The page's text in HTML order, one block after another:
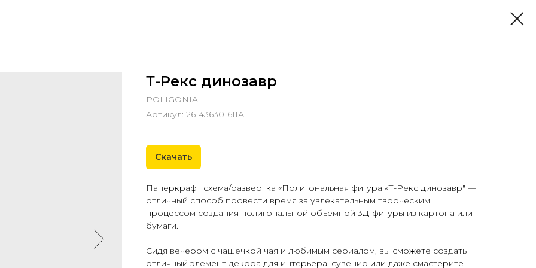
Т-Рекс динозавр
POLIGONIA
Артикул: 261436301611А
Скачать
Паперкрафт схема/развертка «Полигональная фигура «Т-Рекс динозавр" —
отличный способ провести время за увлекательным творческим
процессом создания полигональной объёмной 3Д-фигуры из картона или
бумаги.
Сидя вечером с чашечкой чая и любимым сериалом, вы сможете создать
отличный элемент декора для интерьера, сувенир или даже смастерите